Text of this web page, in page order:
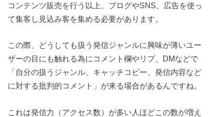
コンテンツ販売を行う以上、ブログやSNS、広告を使っ
て集客し見込み客を集める必要があります。
この際、どうしても扱う発信ジャンルに興味が薄いユー
ザーの目にも触れる為にコメント欄やリプ、DMなどで
「自分の扱うジャンル、キャッチコピー、発信内容など
に対する批判的コメント」が来る場合があるんですね。
これは発信力（アクセス数）が多い人ほどこの数が増え